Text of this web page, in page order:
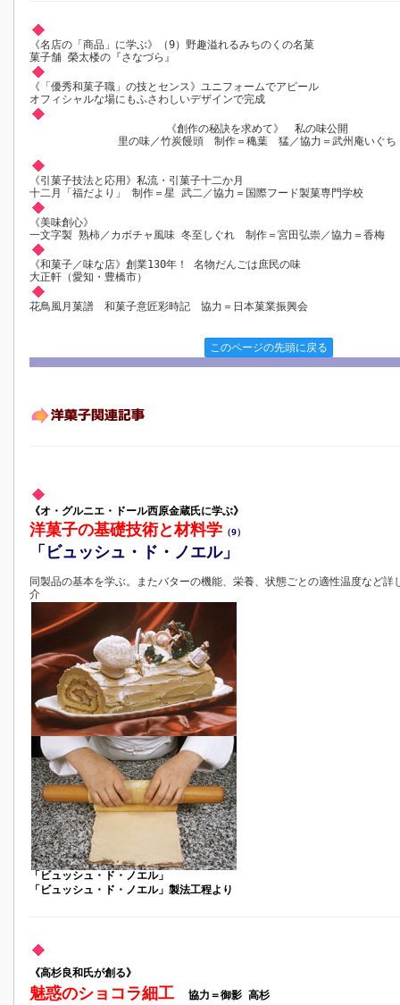
《名店の「商品」に学ぶ》（9）野趣溢れるみちのくの名菓
菓子舗 榮太楼の『さなづら』
《「優秀和菓子職」の技とセンス》ユニフォームでアピール
オフィシャルな場にもふさわしいデザインで完成
《創作の秘訣を求めて》 私の味公開
里の味／竹炭饅頭 制作＝穐葉 猛／協力＝武州庵いぐち
《引菓子技法と応用》私流・引菓子十二か月
十二月「福だより」 制作＝星 武二／協力＝国際フード製菓専門学校
《美味創心》
一文字製 熟柿／カボチャ風味 冬至しぐれ 制作＝宮田弘崇／協力＝香梅
《和菓子／味な店》創業130年！ 名物だんごは庶民の味
大正軒（愛知・豊橋市）
花鳥風月菓譜 和菓子意匠彩時記 協力＝日本菓業振興会
このページの先頭に戻る
《オ・グルニエ・ドール西原金蔵氏に学ぶ》
洋菓子の基礎技術と材料学 （9）
「ビュッシュ・ド・ノエル」
同製品の基本を学ぶ。またバターの機能、栄養、状態ごとの適性温度など詳
介
「ビュッシュ・ド・ノエル」
「ビュッシュ・ド・ノエル」製法工程より
《高杉良和氏が創る》
魅惑のショコラ細工 協力＝御影 高杉